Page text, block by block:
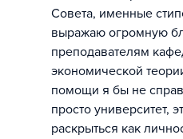
Совета, именные
выражаю огромную
преподавателям
экономической
помощи я бы не
просто университет,
раскрыться как